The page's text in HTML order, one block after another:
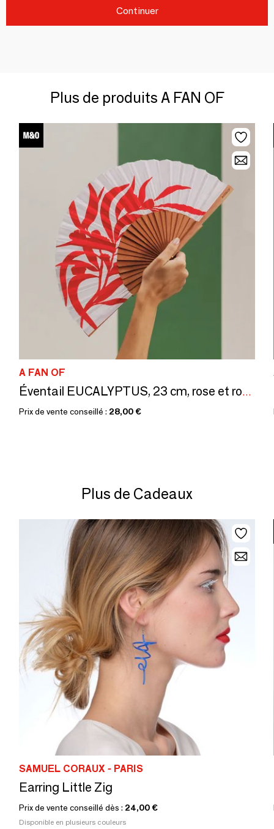
Continuer
Plus de produits A FAN OF
A FAN OF
Éventail EUCALYPTUS, 23 cm, rose et rouge
Prix de vente conseillé : 28,00 €
Plus de Cadeaux
SAMUEL CORAUX - PARIS
Earring Little Zig
Prix de vente conseillé dès : 24,00 €
Disponible en plusieurs couleurs